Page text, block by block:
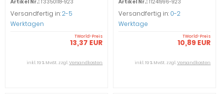
Artikel Nr.:T3350118-923
Versandfertig in:2-5
Werktagen
TWorld-Preis
13,37 EUR
inkl. 19 % MwSt. zzgl.Versandkosten
Artikel Nr.:T1241996-923
Versandfertig in: 0-2
Werktage
TWorld-Preis
10,89 EUR
inkl. 19 % MwSt. zzgl.Versandkosten